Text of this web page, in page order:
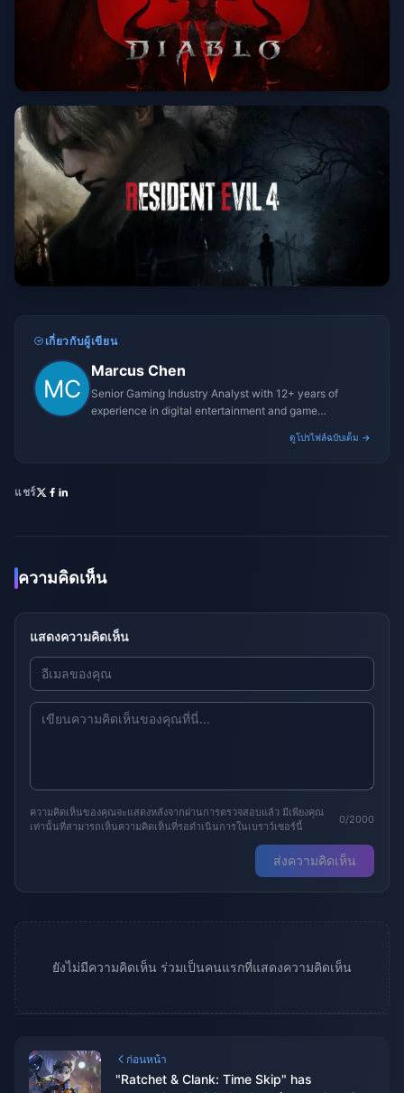
เกี่ยวกับผู้เขียน
Marcus Chen
Senior Gaming Industry Analyst with 12+ years of
experience in digital entertainment and game
ดูโปรไฟล์ฉบับเต็ม →
แชร์
ความคิดเห็น
แสดงความคิดเห็น
ความคิดเห็นของคุณจะแสดงหลังจากผ่านการตรวจสอบแล้ว มีเพียงคุณ
เท่านั้นที่สามารถเห็นความคิดเห็นที่รอดำเนินการในเบราว์เซอร์นี้
0/2000
ส่งความคิดเห็น
ยังไม่มีความคิดเห็น ร่วมเป็นคนแรกที่แสดงความคิดเห็น
ก่อนหน้า
"Ratchet & Clank: Time Skip" has